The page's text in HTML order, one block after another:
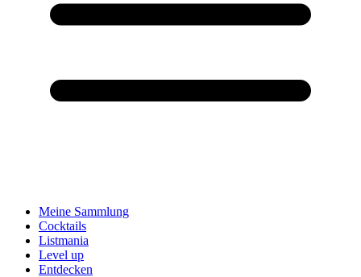
Meine Sammlung
Cocktails
Listmania
Level up
Entdecken